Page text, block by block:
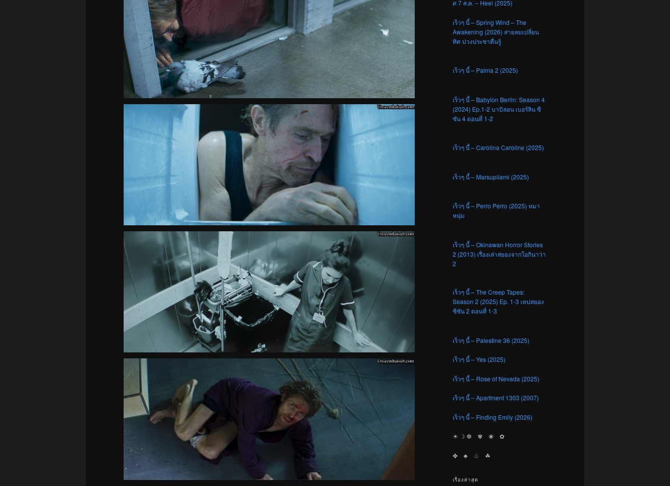
ศ 7 ส.ค. – Heel (2025)
เร็วๆ นี้ – Spring Wind – The
Awakening (2026) สายลมเปลี่ยน
ทิศ ปวงประชาตื่นรู้
เร็วๆ นี้ – Palma 2 (2025)
เร็วๆ นี้ – Babylon Berlin: Season 4
(2024) Ep.1-2 บาบิลอน เบอร์ลิน ซี
ซัน 4 ตอนที่ 1-2
เร็วๆ นี้ – Carolina Caroline (2025)
เร็วๆ นี้ – Marsupilami (2025)
เร็วๆ นี้ – Perro Perro (2025) หมา
หนุ่ม
เร็วๆ นี้ – Okinawan Horror Stories
2 (2013) เรื่องเล่าสยองจากโอกินาว่า
2
เร็วๆ นี้ – The Creep Tapes:
Season 2 (2025) Ep. 1-3 เทปสยอง
ซีซัน 2 ตอนที่ 1-3
เร็วๆ นี้ – Palestine 36 (2025)
เร็วๆ นี้ – Yes (2025)
เร็วๆ นี้ – Rose of Nevada (2025)
เร็วๆ นี้ – Apartment 1303 (2007)
เร็วๆ นี้ – Finding Emily (2026)
☀︎ ☽ ❁ ✾ ❀ ✿
✤ ♣︎ ♧ ☘︎
เรื่องล่าสุด